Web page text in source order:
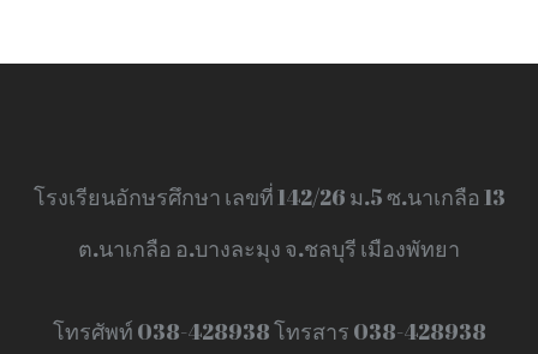
โรงเรียนอักษรศึกษา เลขที่ 142/26 ม.5 ซ.นาเกลือ 13
ต.นาเกลือ อ.บางละมุง จ.ชลบุรี เมืองพัทยา
โทรศัพท์ 038-428938 โทรสาร 038-428938